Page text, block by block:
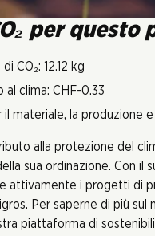
per questo
CO₂: 12.12 kg
al clima: CHF-0.33
il materiale, la produzione
alla protezione del
sua ordinazione. Con il
attivamente i progetti di
Per saperne di più sul
piattaforma di